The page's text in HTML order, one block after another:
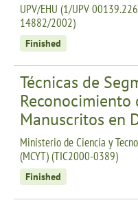
UPV/EHU (1/UPV
14882/2002)
Finished
Técnicas de
Reconocimiento
Manuscritos en
Ministerio de Ciencia y
(MCYT) (TIC2000-0389)
Finished